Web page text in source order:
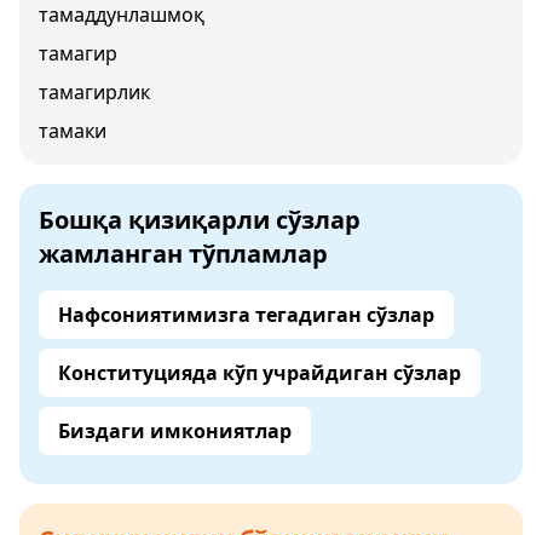
тамаддунлашмоқ
тамагир
тамагирлик
тамаки
Бошқа қизиқарли сўзлар
жамланган тўпламлар
Нафсониятимизга тегадиган сўзлар
Конституцияда кўп учрайдиган сўзлар
Биздаги имкониятлар